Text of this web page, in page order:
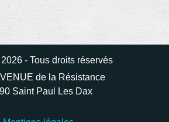
- Tous droits réservés
de la Résistance
Saint Paul Les Dax